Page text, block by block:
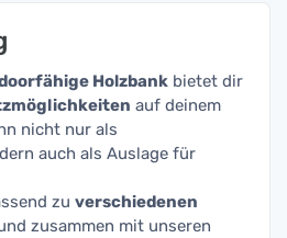
Holzbank bietet dir
auf deinem
nicht nur als
auch als Auslage für
zu verschiedenen
zusammen mit unseren